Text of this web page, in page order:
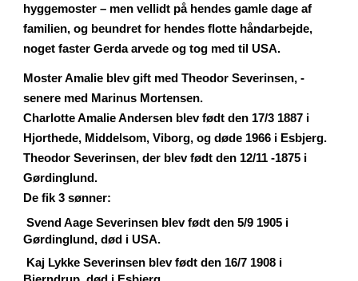
hyggemoster – men vellidt på hendes gamle dage af
familien, og beundret for hendes flotte håndarbejde,
noget faster Gerda arvede og tog med til USA.
Moster Amalie blev gift med Theodor Severinsen, -
senere med Marinus Mortensen.
Charlotte Amalie Andersen blev født den 17/3 1887 i
Hjorthede, Middelsom, Viborg, og døde 1966 i Esbjerg.
Theodor Severinsen, der blev født den 12/11 -1875 i
Gørdinglund.
De fik 3 sønner:
Svend Aage Severinsen blev født den 5/9 1905 i
Gørdinglund, død i USA.
Kaj Lykke Severinsen blev født den 16/7 1908 i